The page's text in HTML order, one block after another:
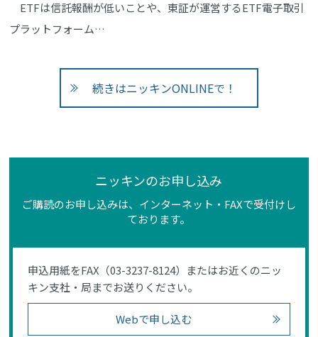
ETFは信託報酬が低いことや、東証が運営するETF電子取引
プラットフォーム…
続きはニッキンONLINEで！
ニッキンのお申し込み
ご購読のお申し込みは、インターネット・FAXで受付けし
ております。
申込用紙をFAX（03-3237-8124）またはお近くのニッ
キン支社・局までお送りください。
Webで申し込む